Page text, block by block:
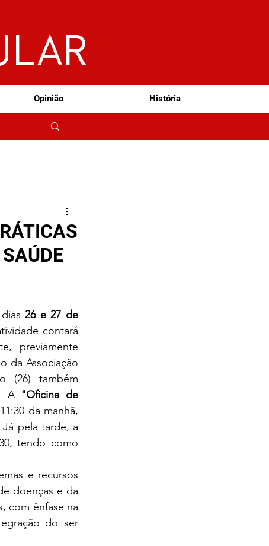
Opinião História
dias
26 e 27 de
contará
previamente
da Associação
(26) também
A "Oficina de
da manhã,
tendo como
doenças e da
com ênfase na
do ser